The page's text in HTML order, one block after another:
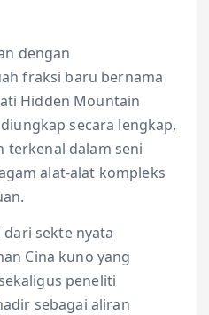
dengan
fraksi baru bernama
Hidden Mountain
secara lengkap,
terkenal dalam seni
alat-alat kompleks
sekte nyata
Cina kuno yang
peneliti
sebagai aliran